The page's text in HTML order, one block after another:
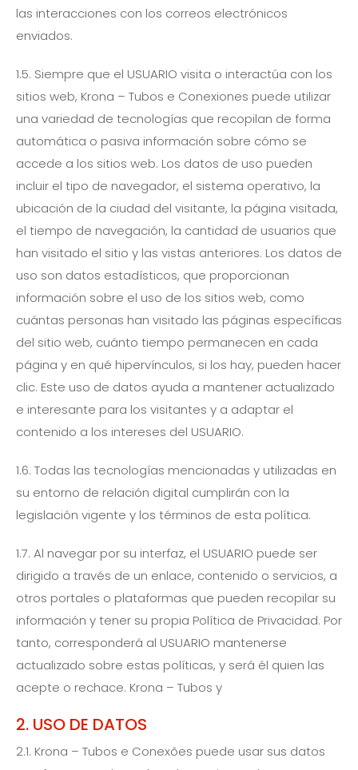
las interacciones con los correos electrónicos
enviados.
1.5. Siempre que el USUARIO visita o interactúa con los
sitios web, Krona – Tubos e Conexiones puede utilizar
una variedad de tecnologías que recopilan de forma
automática o pasiva información sobre cómo se
accede a los sitios web. Los datos de uso pueden
incluir el tipo de navegador, el sistema operativo, la
ubicación de la ciudad del visitante, la página visitada,
el tiempo de navegación, la cantidad de usuarios que
han visitado el sitio y las vistas anteriores. Los datos de
uso son datos estadísticos, que proporcionan
información sobre el uso de los sitios web, como
cuántas personas han visitado las páginas específicas
del sitio web, cuánto tiempo permanecen en cada
página y en qué hipervínculos, si los hay, pueden hacer
clic. Este uso de datos ayuda a mantener actualizado
e interesante para los visitantes y a adaptar el
contenido a los intereses del USUARIO.
1.6. Todas las tecnologías mencionadas y utilizadas en
su entorno de relación digital cumplirán con la
legislación vigente y los términos de esta política.
1.7. Al navegar por su interfaz, el USUARIO puede ser
dirigido a través de un enlace, contenido o servicios, a
otros portales o plataformas que pueden recopilar su
información y tener su propia Política de Privacidad. Por
tanto, corresponderá al USUARIO mantenerse
actualizado sobre estas políticas, y será él quien las
acepte o rechace. Krona – Tubos y
2. USO DE DATOS
2.1. Krona – Tubos e Conexões puede usar sus datos